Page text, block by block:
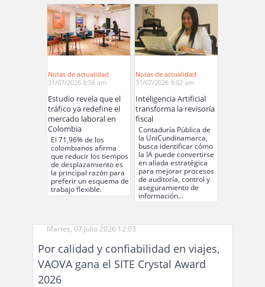
Notas de actualidad
31/07/2026 8:56 am
Estudio revela que el
tráfico ya redefine el
mercado laboral en
Colombia
El 71,96% de los
colombianos afirma
que reducir los tiempos
de desplazamiento es
la principal razón para
preferir un esquema de
trabajo flexible.
Notas de actualidad
31/07/2026 9:02 am
Inteligencia Artificial
transforma la revisoría
fiscal
Contaduría Pública de
la UniCundinamarca,
busca identificar cómo
la IA puede convertirse
en aliada estratégica
para mejorar procesos
de auditoría, control y
aseguramiento de
información...
Martes, 07 Julio 2026 12:03
Por calidad y confiabilidad en viajes,
VAOVA gana el SITE Crystal Award
2026